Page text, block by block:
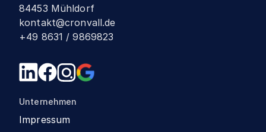
84453 Mühldorf
kontakt@cronvall.de
+49 8631 / 9869823
Unternehmen
Impressum